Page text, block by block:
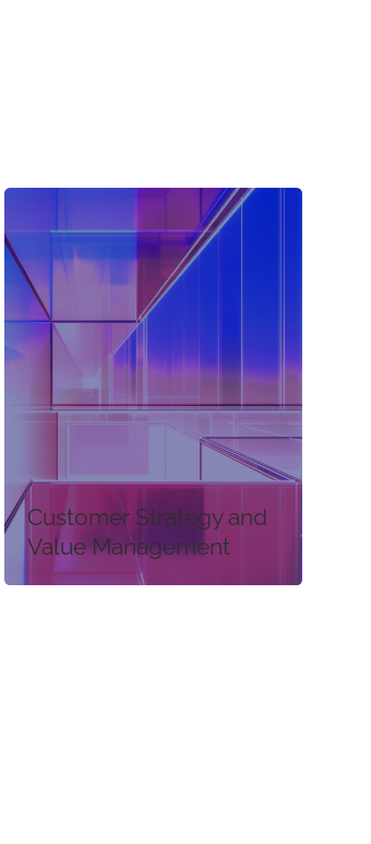
Customer Strategy and
Value Management